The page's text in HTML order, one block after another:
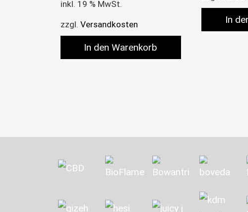
inkl. 19 % MwSt.
zzgl. Versandkosten
In den Warenkorb
In